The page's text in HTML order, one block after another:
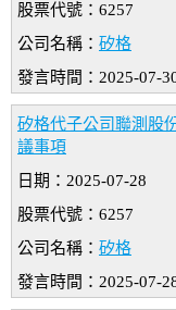
股票代號：6257
公司名稱： 矽格
發言時間：2025-07-
矽格代子公司聯測股
議事項
日期：2025-07-28
股票代號：6257
公司名稱： 矽格
發言時間：2025-07-